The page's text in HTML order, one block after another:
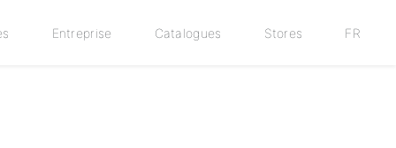
Entreprise Catalogues Stores FR